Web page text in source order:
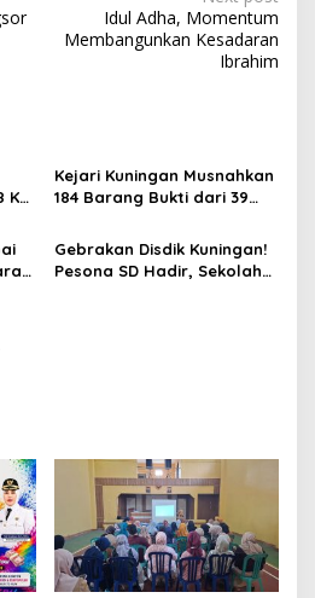
Idul Adha, Momentum
Membangunkan Kesadaran
Ibrahim
Kejari Kuningan Musnahkan
184 Barang Bukti dari 39
Direbus agar Tak Bisa
Digunakan Lagi
Gebrakan Disdik Kuningan!
Pesona SD Hadir, Sekolah